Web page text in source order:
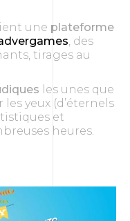
une plateforme
, des
tirages au
les unes que
yeux (d’éternels
et
heures.